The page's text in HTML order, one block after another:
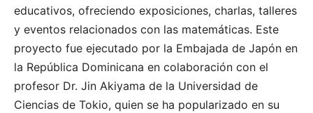
educativos, ofreciendo exposiciones, charlas, talleres
y eventos relacionados con las matemáticas. Este
proyecto fue ejecutado por la Embajada de Japón en
la República Dominicana en colaboración con el
profesor Dr. Jin Akiyama de la Universidad de
Ciencias de Tokio, quien se ha popularizado en su